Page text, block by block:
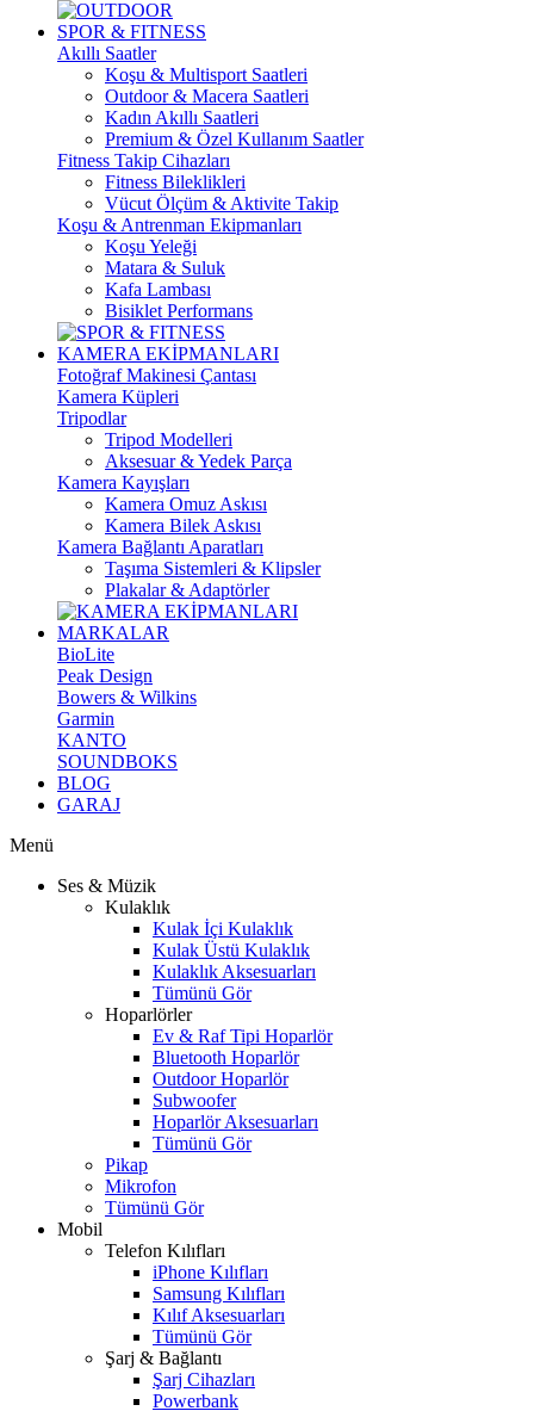
SPOR & FITNESS
Akıllı Saatler
Koşu & Multisport Saatleri
Outdoor & Macera Saatleri
Kadın Akıllı Saatleri
Premium & Özel Kullanım Saatler
Fitness Takip Cihazları
Fitness Bileklikleri
Vücut Ölçüm & Aktivite Takip
Koşu & Antrenman Ekipmanları
Koşu Yeleği
Matara & Suluk
Kafa Lambası
Bisiklet Performans
KAMERA EKİPMANLARI
Fotoğraf Makinesi Çantası
Kamera Küpleri
Tripodlar
Tripod Modelleri
Aksesuar & Yedek Parça
Kamera Kayışları
Kamera Omuz Askısı
Kamera Bilek Askısı
Kamera Bağlantı Aparatları
Taşıma Sistemleri & Klipsler
Plakalar & Adaptörler
MARKALAR
BioLite
Peak Design
Bowers & Wilkins
Garmin
KANTO
SOUNDBOKS
BLOG
GARAJ
Menü
Ses & Müzik
Kulaklık
Kulak İçi Kulaklık
Kulak Üstü Kulaklık
Kulaklık Aksesuarları
Tümünü Gör
Hoparlörler
Ev & Raf Tipi Hoparlör
Bluetooth Hoparlör
Outdoor Hoparlör
Subwoofer
Hoparlör Aksesuarları
Tümünü Gör
Pikap
Mikrofon
Tümünü Gör
Mobil
Telefon Kılıfları
iPhone Kılıfları
Samsung Kılıfları
Kılıf Aksesuarları
Tümünü Gör
Şarj & Bağlantı
Şarj Cihazları
Powerbank